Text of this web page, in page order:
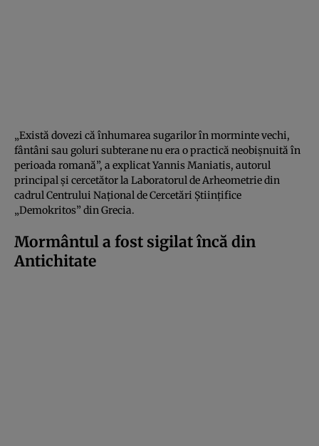
„Există dovezi că înhumarea sugarilor în morminte vechi,
fântâni sau goluri subterane nu era o practică neobișnuită în
perioada romană”, a explicat Yannis Maniatis, autorul
principal și cercetător la Laboratorul de Arheometrie din
cadrul Centrului Național de Cercetări Științifice
„Demokritos” din Grecia.
Mormântul a fost sigilat încă din
Antichitate